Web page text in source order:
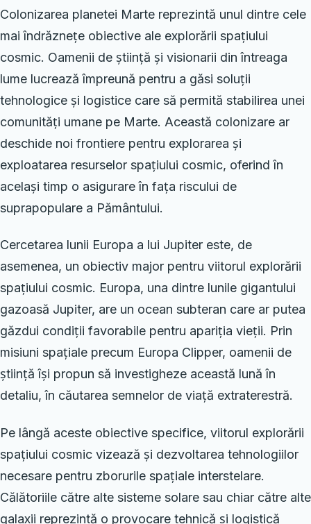
Colonizarea planetei Marte reprezintă unul dintre cele
mai îndrăznețe obiective ale explorării spațiului
cosmic. Oamenii de știință și visionarii din întreaga
lume lucrează împreună pentru a găsi soluții
tehnologice și logistice care să permită stabilirea unei
comunități umane pe Marte. Această colonizare ar
deschide noi frontiere pentru explorarea și
exploatarea resurselor spațiului cosmic, oferind în
același timp o asigurare în fața riscului de
suprapopulare a Pământului.
Cercetarea lunii Europa a lui Jupiter este, de
asemenea, un obiectiv major pentru viitorul explorării
spațiului cosmic. Europa, una dintre lunile gigantului
gazoasă Jupiter, are un ocean subteran care ar putea
găzdui condiții favorabile pentru apariția vieții. Prin
misiuni spațiale precum Europa Clipper, oamenii de
știință își propun să investigheze această lună în
detaliu, în căutarea semnelor de viață extraterestră.
Pe lângă aceste obiective specifice, viitorul explorării
spațiului cosmic vizează și dezvoltarea tehnologiilor
necesare pentru zborurile spațiale interstelare.
Călătoriile către alte sisteme solare sau chiar către alte
galaxii reprezintă o provocare tehnică și logistică